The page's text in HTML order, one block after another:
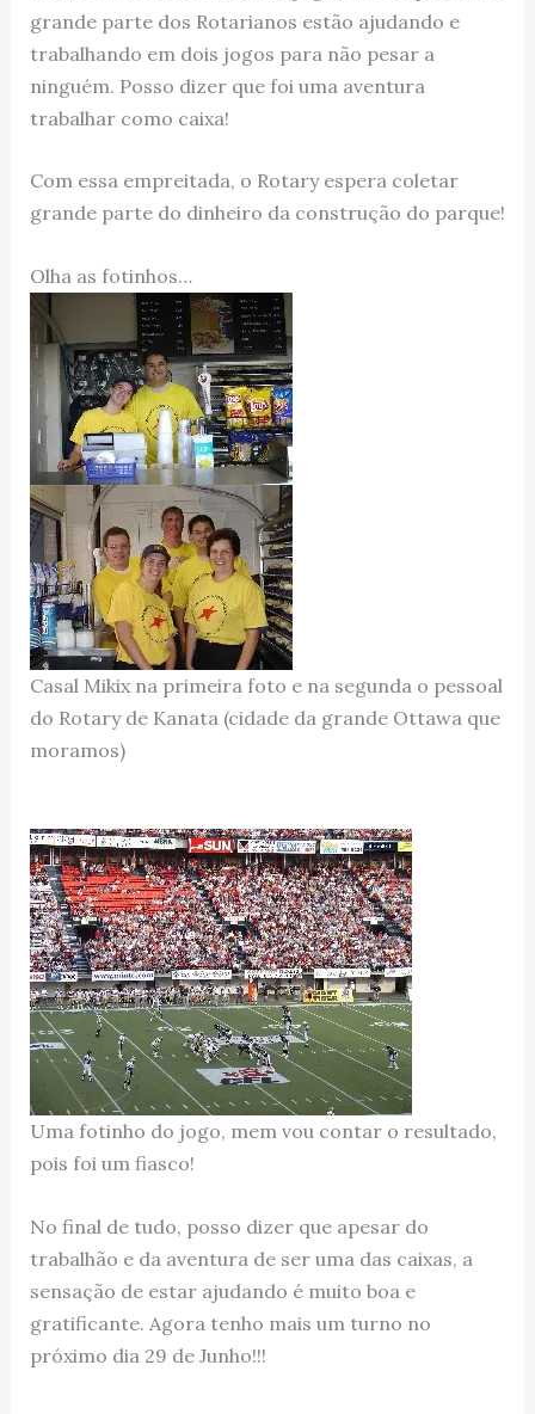
grande parte dos Rotarianos estão ajudando e
trabalhando em dois jogos para não pesar a
ninguém. Posso dizer que foi uma aventura
trabalhar como caixa!
Com essa empreitada, o Rotary espera coletar
grande parte do dinheiro da construção do parque!
Olha as fotinhos…
Casal Mikix na primeira foto e na segunda o pessoal
do Rotary de Kanata (cidade da grande Ottawa que
moramos)
Uma fotinho do jogo, mem vou contar o resultado,
pois foi um fiasco!
No final de tudo, posso dizer que apesar do
trabalhão e da aventura de ser uma das caixas, a
sensação de estar ajudando é muito boa e
gratificante. Agora tenho mais um turno no
próximo dia 29 de Junho!!!